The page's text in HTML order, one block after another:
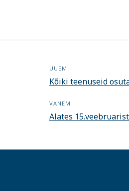
UUEM
Kõiki teenuseid
VANEM
Alates